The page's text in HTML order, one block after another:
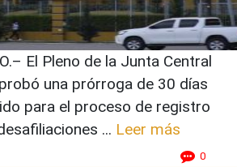
El Pleno de la Junta Central
una prórroga de 30 días
para el proceso de registro
... Leer más
0